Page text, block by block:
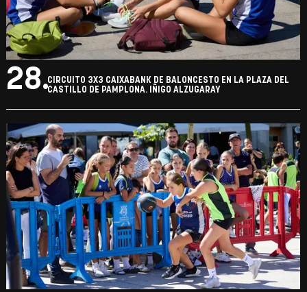
28.CIRCUITO 3X3 CAIXABANK DE BALONCESTO EN LA PLAZA DEL
CASTILLO DE PAMPLONA. IÑIGO ALZUGARAY